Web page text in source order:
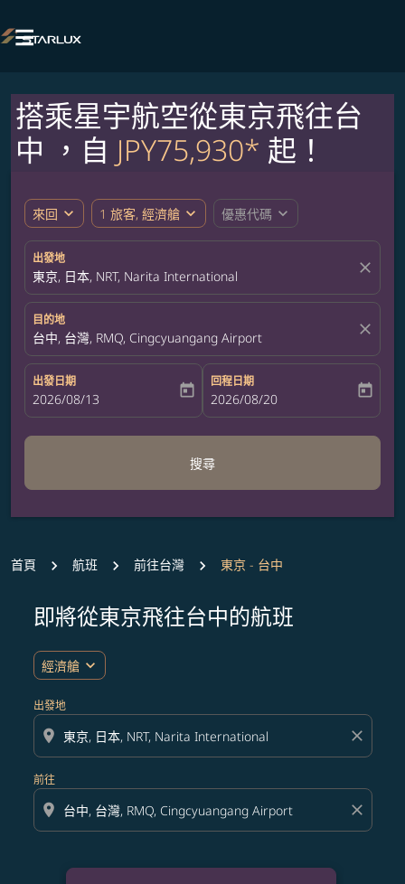

搭乘星宇航空從東京飛往台
中 ，自 JPY75,930* 起！
來回 expand_more 1 旅客, 經濟艙 expand_more 優惠代碼 expand_more
出發地
東京, 日本, NRT, Narita International close
目的地
台中, 台灣, RMQ, Cingcyuangang Airport close
出發日期
fc-booking-departure-date-aria-label
2026/08/13 today
回程日期
fc-booking-return-date-aria-label
2026/08/20 today
搜尋
首頁 航班 前往台灣 東京 - 台中
即將從東京飛往台中的航班
經濟艙 expand_more
出發地
location_on close
前往
location_on close